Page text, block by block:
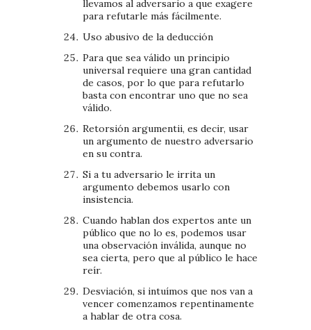
llevamos al adversario a que exagere
para refutarle más fácilmente.
Uso abusivo de la deducción
Para que sea válido un principio
universal requiere una gran cantidad
de casos, por lo que para refutarlo
basta con encontrar uno que no sea
válido.
Retorsión argumentii, es decir, usar
un argumento de nuestro adversario
en su contra.
Si a tu adversario le irrita un
argumento debemos usarlo con
insistencia.
Cuando hablan dos expertos ante un
público que no lo es, podemos usar
una observación inválida, aunque no
sea cierta, pero que al público le hace
reír.
Desviación, si intuímos que nos van a
vencer comenzamos repentinamente
a hablar de otra cosa.